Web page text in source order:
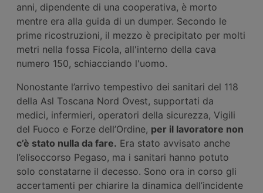
anni, dipendente di una cooperativa, è morto
mentre era alla guida di un dumper. Secondo le
prime ricostruzioni, il mezzo è precipitato per molti
metri nella fossa Ficola, all'interno della cava
numero 150, schiacciando l'uomo.
Nonostante l’arrivo tempestivo dei sanitari del 118
della Asl Toscana Nord Ovest, supportati da
medici, infermieri, operatori della sicurezza, Vigili
del Fuoco e Forze dell’Ordine, per il lavoratore non
c’è stato nulla da fare. Era stato avvisato anche
l’elisoccorso Pegaso, ma i sanitari hanno potuto
solo constatarne il decesso. Sono ora in corso gli
accertamenti per chiarire la dinamica dell’incidente